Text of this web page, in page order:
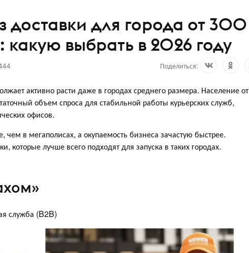
для города от 300
какую выбрать в 2026 году
Поделиться:
активно расти даже в городах среднего размера. Население от
объем спроса для стабильной работы курьерских служб,
офисов.
чем в мегаполисах, а окупаемость бизнеса зачастую быстрее.
которые лучше всего подходят для запуска в таких городах.
служба (B2B)